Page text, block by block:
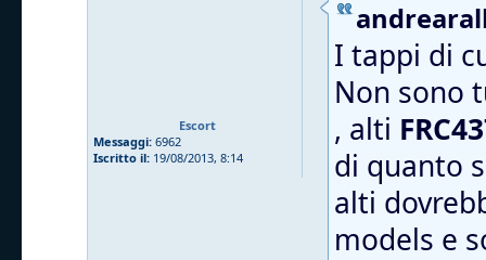
Escort
Messaggi: 6962
Iscritto il: 19/08/2013, 8:14
I tappi di
Non sono
, alti
di quanto
alti
models e